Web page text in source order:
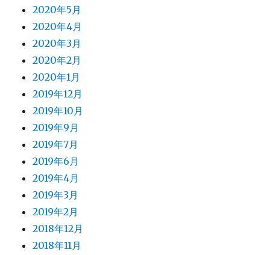
2020年5月
2020年4月
2020年3月
2020年2月
2020年1月
2019年12月
2019年10月
2019年9月
2019年7月
2019年6月
2019年4月
2019年3月
2019年2月
2018年12月
2018年11月